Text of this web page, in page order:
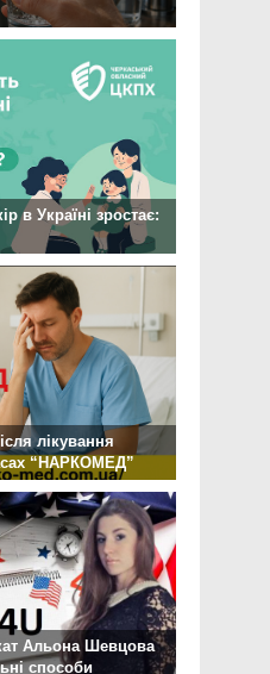
в Україні зростає:
лікування
“НАРКОМЕД”
Альона Шевцова
способи